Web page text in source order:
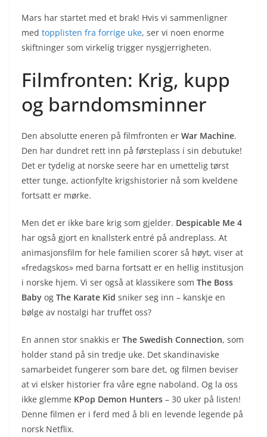
Mars har startet med et brak! Hvis vi sammenligner
med topplisten fra forrige uke, ser vi noen enorme
skiftninger som virkelig trigger nysgjerrigheten.
Filmfronten: Krig, kupp
og barndomsminner
Den absolutte eneren på filmfronten er War Machine.
Den har dundret rett inn på førsteplass i sin debutuke!
Det er tydelig at norske seere har en umettelig tørst
etter tunge, actionfylte krigshistorier nå som kveldene
fortsatt er mørke.
Men det er ikke bare krig som gjelder. Despicable Me 4
har også gjort en knallsterk entré på andreplass. At
animasjonsfilm for hele familien scorer så høyt, viser at
«fredagskos» med barna fortsatt er en hellig institusjon
i norske hjem. Vi ser også at klassikere som The Boss
Baby og The Karate Kid sniker seg inn – kanskje en
bølge av nostalgi har truffet oss?
En annen stor snakkis er The Swedish Connection, som
holder stand på sin tredje uke. Det skandinaviske
samarbeidet fungerer som bare det, og filmen beviser
at vi elsker historier fra våre egne naboland. Og la oss
ikke glemme KPop Demon Hunters – 30 uker på listen!
Denne filmen er i ferd med å bli en levende legende på
norsk Netflix.